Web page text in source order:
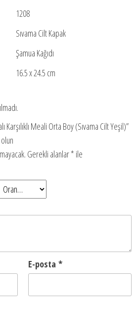
1208
Sıvama Cilt Kapak
Şamua Kağıdı
16.5 x 24.5 cm
Karşılıklı Meali Orta Boy (Sıvama Cilt Yeşil)”
Gerekli alanlar* ile
E-posta *